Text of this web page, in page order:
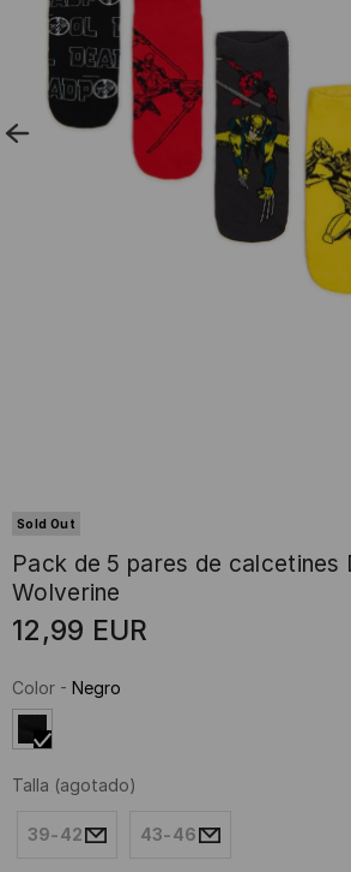
Sold Out
Pack de 5 pares de calcetines
Wolverine
12,99 EUR
Color - Negro
Talla (agotado)
39-42 43-46